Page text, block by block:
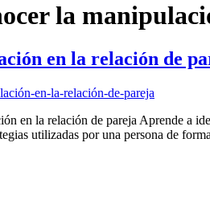
la
en la relación de
en la relación de pareja Aprende a
utilizadas por una persona de